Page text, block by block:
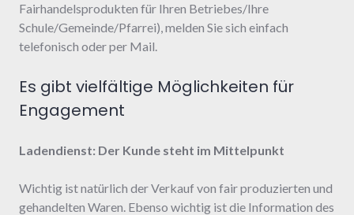
Fairhandelsprodukten für Ihren Betriebes/Ihre
Schule/Gemeinde/Pfarrei), melden Sie sich einfach
telefonisch oder per Mail.
Es gibt vielfältige Möglichkeiten für
Engagement
Ladendienst: Der Kunde steht im Mittelpunkt
Wichtig ist natürlich der Verkauf von fair produzierten und
gehandelten Waren. Ebenso wichtig ist die Information des